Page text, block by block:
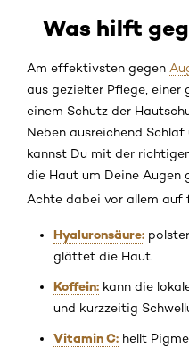
Was hilft
Am effektivsten gegen
aus gezielter Pflege, einer
einem Schutz der
Neben ausreichend Schlaf
kannst Du mit der
die Haut um Deine Augen
Achte dabei vor allem
Hyaluronsäure:
glättet die Haut.
Koffein: kann die
und kurzzeitig
Vitamin C: hellt